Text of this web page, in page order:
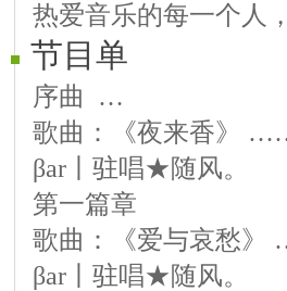
热爱音乐的每一个人
节目单
序曲 …
歌曲：《夜来香
βar丨驻唱★随风。
第一篇章
歌曲：《爱与哀
βar丨驻唱★随风。